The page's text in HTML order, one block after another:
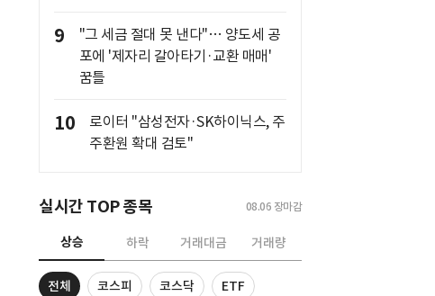
9
"그 세금 절대 못 낸다"… 양도세 공
포에 '제자리 갈아타기·교환 매매'
꿈틀
10
로이터 "삼성전자·SK하이닉스, 주
주환원 확대 검토"
실시간 TOP 종목 08.06 장마감
상승 하락 거래대금 거래량
전체 코스피 코스닥 ETF